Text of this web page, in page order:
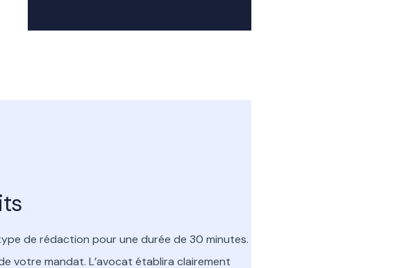
de rédaction pour une durée de 30 minutes.
votre mandat. L’avocat établira clairement